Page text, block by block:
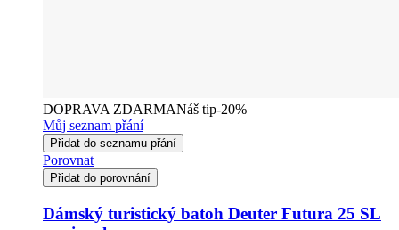
DOPRAVA ZDARMANáš tip-20%
Můj seznam přání
Přidat do seznamu přání
Porovnat
Přidat do porovnání
Dámský turistický batoh Deuter Futura 25 SL